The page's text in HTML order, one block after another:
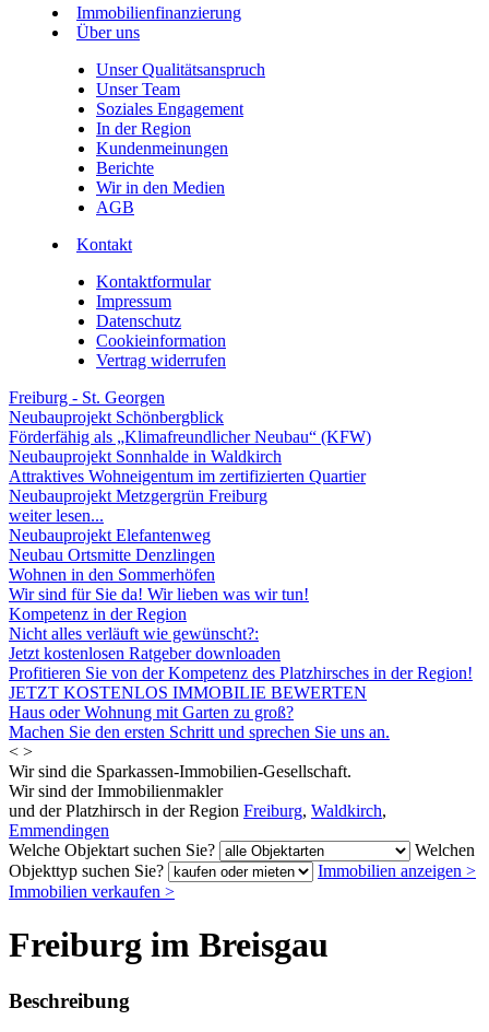
Immobilienfinanzierung
Über uns
Unser Qualitätsanspruch
Unser Team
Soziales Engagement
In der Region
Kundenmeinungen
Berichte
Wir in den Medien
AGB
Kontakt
Kontaktformular
Impressum
Datenschutz
Cookieinformation
Vertrag widerrufen
Freiburg - St. Georgen
Neubauprojekt Schönbergblick
Förderfähig als „Klimafreundlicher Neubau“ (KFW)
Neubauprojekt Sonnhalde in Waldkirch
Attraktives Wohneigentum im zertifizierten Quartier
Neubauprojekt Metzgergrün Freiburg
weiter lesen...
Neubauprojekt Elefantenweg
Neubau Ortsmitte Denzlingen
Wohnen in den Sommerhöfen
Wir sind für Sie da! Wir lieben was wir tun!
Kompetenz in der Region
Nicht alles verläuft wie gewünscht?:
Jetzt kostenlosen Ratgeber downloaden
Profitieren Sie von der Kompetenz des Platzhirsches in der Region!
JETZT KOSTENLOS IMMOBILIE BEWERTEN
Haus oder Wohnung mit Garten zu groß?
Machen Sie den ersten Schritt und sprechen Sie uns an.
< >
Wir sind die Sparkassen-Immobilien-Gesellschaft.
Wir sind der Immobilienmakler
und der Platzhirsch in der Region Freiburg, Waldkirch,
Emmendingen
Welche Objektart suchen Sie?
Welchen
Objekttyp suchen Sie?
Immobilien anzeigen >
Immobilien verkaufen >
Freiburg im Breisgau
Beschreibung